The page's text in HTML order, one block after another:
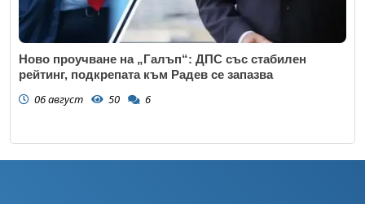
Ново проучване на „Галъп“: ДПС със стабилен
рейтинг, подкрепата към Радев се запазва
06 август 50 6